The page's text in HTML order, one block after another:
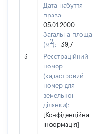
3
Дата набуття
права:
05.01.2000
Загальна площа
(м2):
39,7
Реєстраційний
номер
(кадастровий
номер для
земельної
ділянки):
[Конфіденційна
інформація]